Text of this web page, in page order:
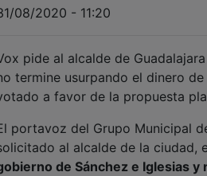
08/2020 - 11:20
pide al alcalde de
termine usurpando el dinero
a favor de la propuesta
portavoz del Grupo Municipal
al alcalde de la ciudad,
de Sánchez e Iglesias